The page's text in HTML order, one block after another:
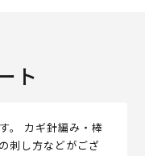
ト
。 カギ針編み・棒
刺し方などがござ